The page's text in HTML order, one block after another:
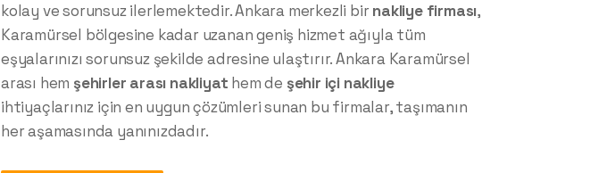
kolay ve sorunsuz ilerlemektedir. Ankara merkezli birnakliye firması,
Karamürsel bölgesine kadar uzanan geniş hizmet ağıyla tüm
eşyalarınızı sorunsuz şekilde adresine ulaştırır. Ankara Karamürsel
arası hem şehirler arası nakliyat hem de şehir içi nakliye
ihtiyaçlarınız için en uygun çözümleri sunan bu firmalar, taşımanın
her aşamasında yanınızdadır.